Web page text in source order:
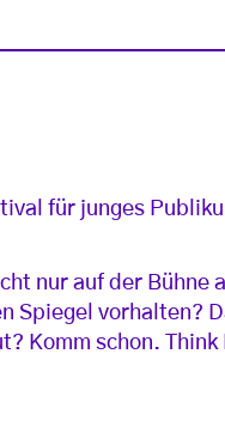
für junges
nur auf der Bühne
Spiegel vorhalten?
Komm schon. Think